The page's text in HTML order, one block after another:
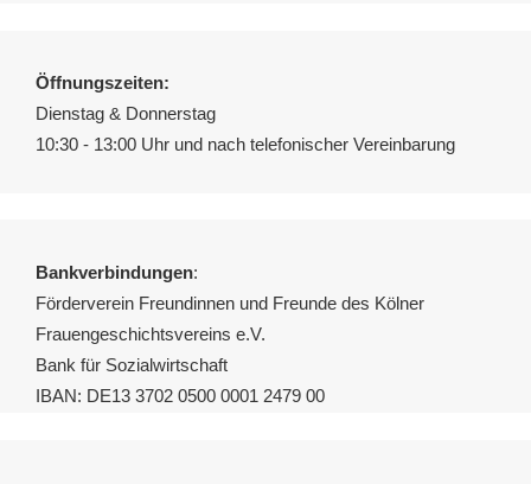
Öffnungszeiten:
Dienstag & Donnerstag
10:30 - 13:00 Uhr und nach telefonischer Vereinbarung
Bankverbindungen:
Förderverein Freundinnen und Freunde des Kölner
Frauengeschichtsvereins e.V.
Bank für Sozialwirtschaft
IBAN: DE13 3702 0500 0001 2479 00